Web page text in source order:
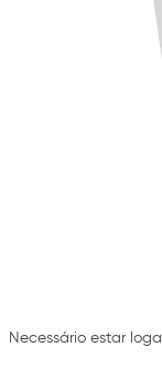
Necessário estar